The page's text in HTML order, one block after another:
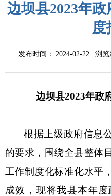
边坝县2023年
度
发布时间： 2024-02-22 浏览
边坝县2023年政
根据 上级政府信息
的要求，围绕全县整体
工作制度化标准化水平
成效，现将我县本年